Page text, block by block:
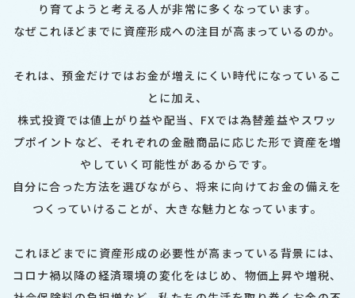
り育てようと考える人が非常に多くなっています。
なぜこれほどまでに資産形成への注目が高まっているのか。
それは、預金だけではお金が増えにくい時代になっているこ
とに加え、
株式投資では値上がり益や配当、FXでは為替差益やスワッ
プポイントなど、それぞれの金融商品に応じた形で資産を増
やしていく可能性があるからです。
自分に合った方法を選びながら、将来に向けてお金の備えを
つくっていけることが、大きな魅力となっています。
これほどまでに資産形成の必要性が高まっている背景には、
コロナ禍以降の経済環境の変化をはじめ、物価上昇や増税、